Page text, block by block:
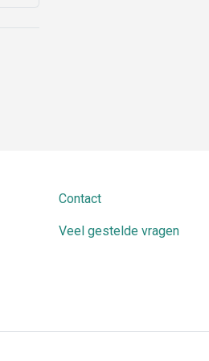
Contact
Veel gestelde vragen